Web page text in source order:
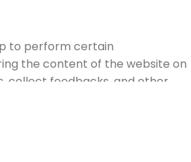
to perform certain
the content of the website on
collect feedbacks, and other